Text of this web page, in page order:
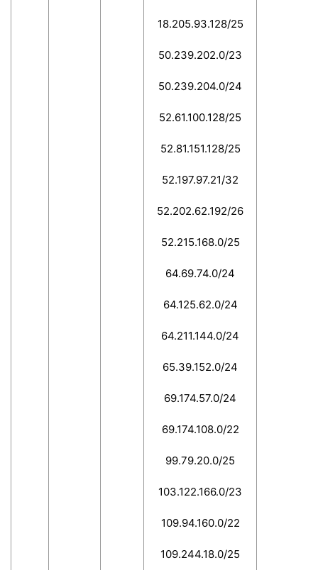
18.205.93.128/25
50.239.202.0/23
50.239.204.0/24
52.61.100.128/25
52.81.151.128/25
52.197.97.21/32
52.202.62.192/26
52.215.168.0/25
64.69.74.0/24
64.125.62.0/24
64.211.144.0/24
65.39.152.0/24
69.174.57.0/24
69.174.108.0/22
99.79.20.0/25
103.122.166.0/23
109.94.160.0/22
109.244.18.0/25